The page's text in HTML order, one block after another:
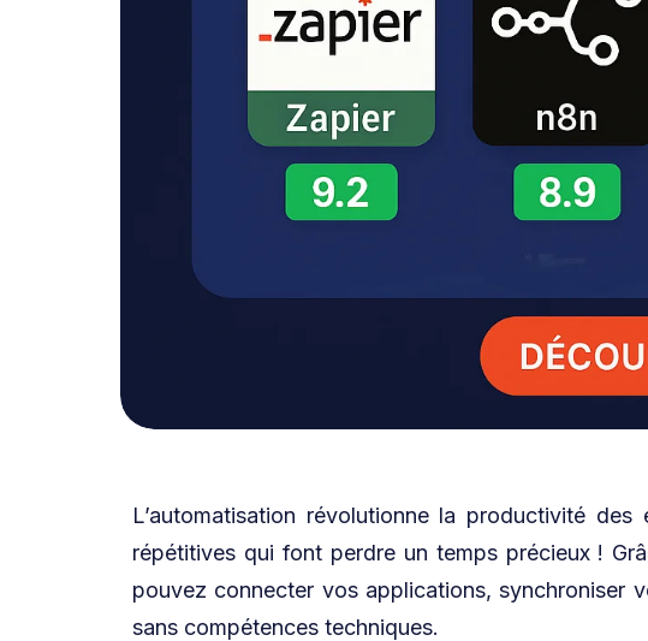
L’automatisation révolutionne la productivité
répétitives qui font perdre un temps précieux !
pouvez connecter vos applications, synchroniser
sans compétences techniques.